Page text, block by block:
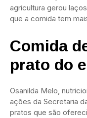
agricultura gerou
que a comida tem
Comida
prato do
Osanilda Melo,
ações da Secretaria
pratos que são